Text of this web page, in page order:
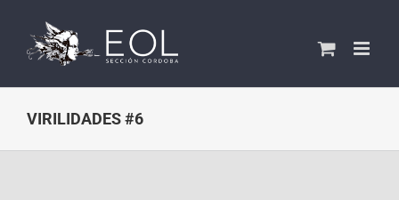
contenido
VIRILIDADES #6